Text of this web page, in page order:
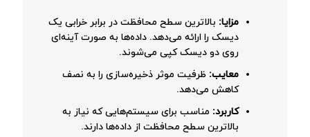
مزایا: بالاترین سطح محافظت در برابر خرابی یک
دیسک را ارائه می‌دهد. داده‌ها به صورت آینه‌ای
روی دو دیسک کپی می‌شوند.
معایب: ظرفیت موثر ذخیره‌سازی را به نصف
کاهش می‌دهد.
کاربرد: مناسب برای سیستم‌هایی که نیاز به
بالاترین سطح محافظت از داده‌ها دارند.